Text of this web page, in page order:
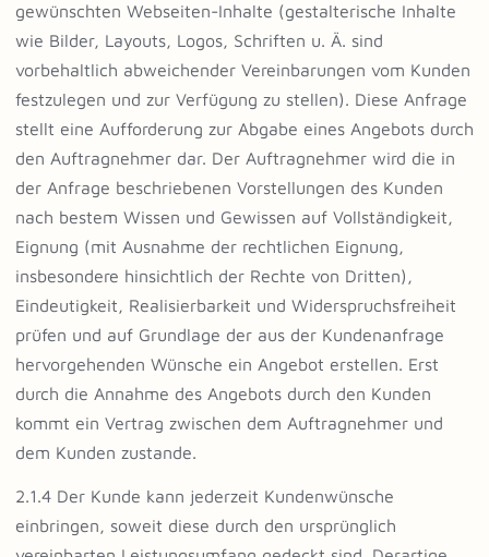
gewünschten Webseiten-Inhalte (gestalterische Inhalte
wie Bilder, Layouts, Logos, Schriften u. Ä. sind
vorbehaltlich abweichender Vereinbarungen vom Kunden
festzulegen und zur Verfügung zu stellen). Diese Anfrage
stellt eine Aufforderung zur Abgabe eines Angebots durch
den Auftragnehmer dar. Der Auftragnehmer wird die in
der Anfrage beschriebenen Vorstellungen des Kunden
nach bestem Wissen und Gewissen auf Vollständigkeit,
Eignung (mit Ausnahme der rechtlichen Eignung,
insbesondere hinsichtlich der Rechte von Dritten),
Eindeutigkeit, Realisierbarkeit und Widerspruchsfreiheit
prüfen und auf Grundlage der aus der Kundenanfrage
hervorgehenden Wünsche ein Angebot erstellen. Erst
durch die Annahme des Angebots durch den Kunden
kommt ein Vertrag zwischen dem Auftragnehmer und
dem Kunden zustande.
2.1.4 Der Kunde kann jederzeit Kundenwünsche
einbringen, soweit diese durch den ursprünglich